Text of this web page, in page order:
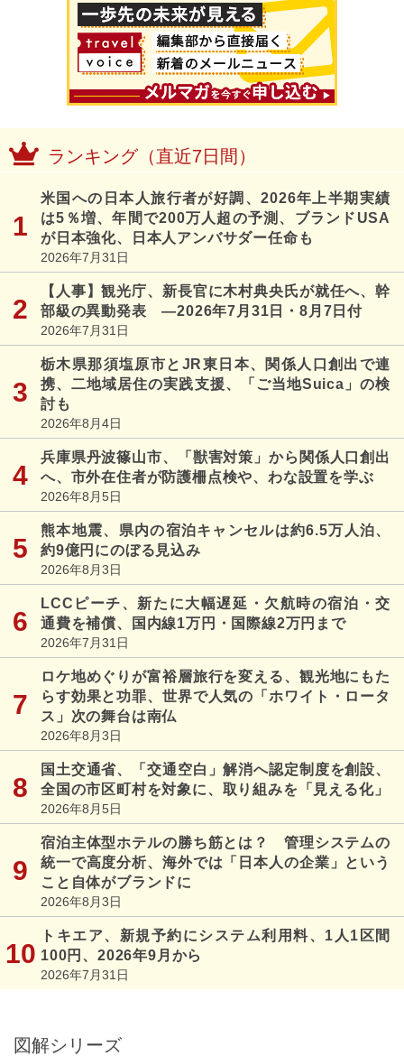
ランキング（直近7日間）
米国への日本人旅行者が好調、2026年上半期実績
は5％増、年間で200万人超の予測、ブランドUSA
が日本強化、日本人アンバサダー任命も
2026年7月31日
【人事】観光庁、新長官に木村典央氏が就任へ、幹
部級の異動発表 ―2026年7月31日・8月7日付
2026年7月31日
栃木県那須塩原市とJR東日本、関係人口創出で連
携、二地域居住の実践支援、「ご当地Suica」の検
討も
2026年8月4日
兵庫県丹波篠山市、「獣害対策」から関係人口創出
へ、市外在住者が防護柵点検や、わな設置を学ぶ
2026年8月5日
熊本地震、県内の宿泊キャンセルは約6.5万人泊、
約9億円にのぼる見込み
2026年8月3日
LCCピーチ、新たに大幅遅延・欠航時の宿泊・交
通費を補償、国内線1万円・国際線2万円まで
2026年7月31日
ロケ地めぐりが富裕層旅行を変える、観光地にもた
らす効果と功罪、世界で人気の「ホワイト・ロータ
ス」次の舞台は南仏
2026年8月3日
国土交通省、「交通空白」解消へ認定制度を創設、
全国の市区町村を対象に、取り組みを「見える化」
2026年8月5日
宿泊主体型ホテルの勝ち筋とは？ 管理システムの
統一で高度分析、海外では「日本人の企業」という
こと自体がブランドに
2026年8月3日
トキエア、新規予約にシステム利用料、1人1区間
100円、2026年9月から
2026年7月31日
図解シリーズ